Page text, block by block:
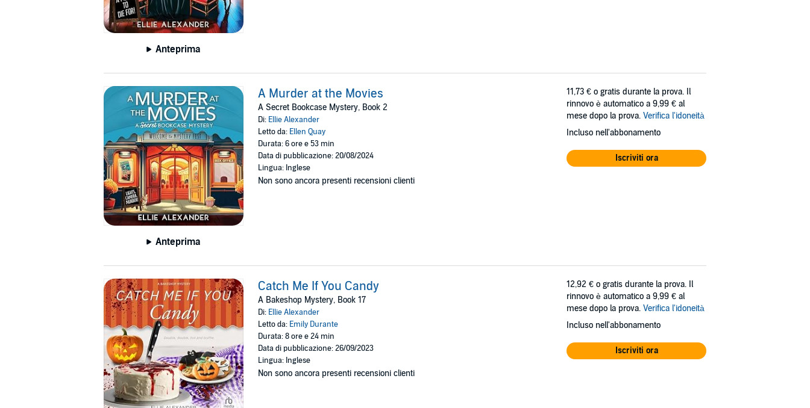
Anteprima
Anteprima
A Murder at the Movies
A Secret Bookcase Mystery, Book 2
Di: Ellie Alexander
Letto da: Ellen Quay
Durata: 6 ore e 53 min
Data di pubblicazione: 20/08/2024
Lingua: Inglese
Non sono ancora presenti recensioni clienti
11,73 € o gratis durante la prova. Il
rinnovo è automatico a 9,99 € al
mese dopo la prova. Verifica l'idoneità
Incluso nell'abbonamento
Iscriviti ora
Catch Me If You Candy
A Bakeshop Mystery, Book 17
Di: Ellie Alexander
Letto da: Emily Durante
Durata: 8 ore e 24 min
Data di pubblicazione: 26/09/2023
Lingua: Inglese
Non sono ancora presenti recensioni clienti
12,92 € o gratis durante la prova. Il
rinnovo è automatico a 9,99 € al
mese dopo la prova. Verifica l'idoneità
Incluso nell'abbonamento
Iscriviti ora